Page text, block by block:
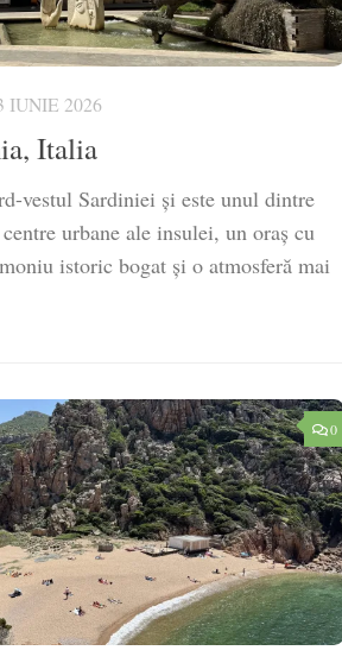
IUNIE 2026
Italia
vestul Sardiniei și este unul dintre
urbane ale insulei, un oraș cu
istoric bogat și o atmosferă mai
0